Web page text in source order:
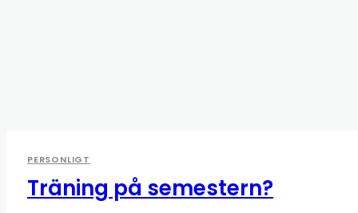
PERSONLIGT
Träning på semestern?